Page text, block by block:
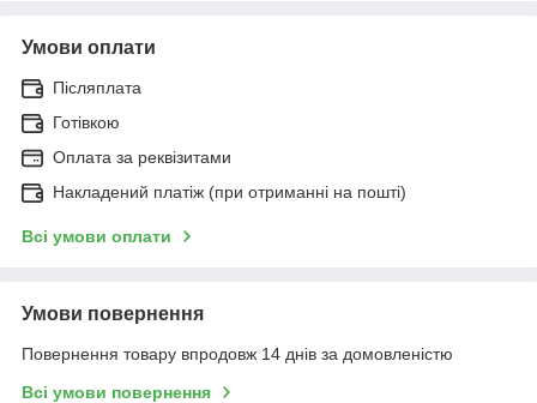
Умови оплати
Післяплата
Готівкою
Оплата за реквізитами
Накладений платіж (при отриманні на пошті)
Всі умови оплати
Умови повернення
Повернення товару впродовж 14 днів за домовленістю
Всі умови повернення